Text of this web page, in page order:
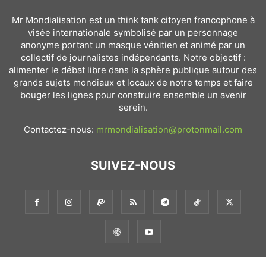
Mr Mondialisation est un think tank citoyen francophone à
visée internationale symbolisé par un personnage
anonyme portant un masque vénitien et animé par un
collectif de journalistes indépendants. Notre objectif :
alimenter le débat libre dans la sphère publique autour des
grands sujets mondiaux et locaux de notre temps et faire
bouger les lignes pour construire ensemble un avenir
serein.
Contactez-nous: mrmondialisation@protonmail.com
SUIVEZ-NOUS